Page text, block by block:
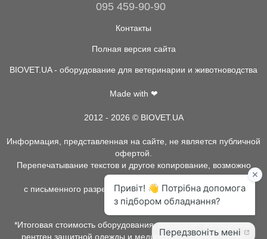
095 459-90-90
Контакты
Полная версия сайта
BIOVET.UA - оборудование для ветеринарии и животноводства
Made with ❤
2012 - 2026 © BIOVET.UA
Информация, представленная на сайте, не является публичной
офертой.
Перепечатывание текстов и другое копирование, возможно
только
с письменного разрешения администрации BIOVET.UA.
*Итоговая стоимость оборудования, расходных материалов,
рентген защитной одежды и медицинской одежды может